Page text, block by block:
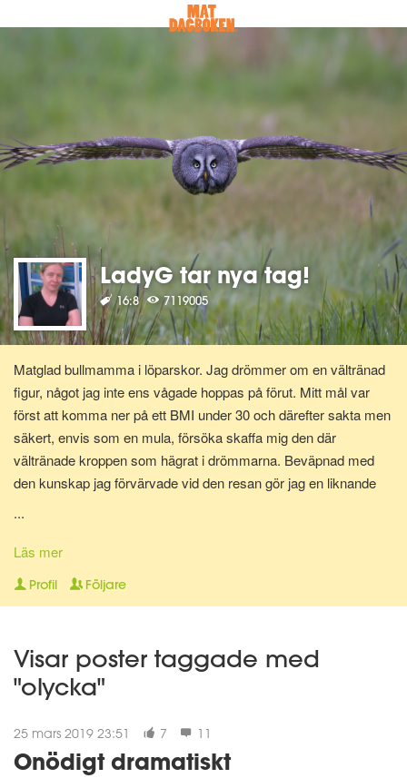
LadyG tar nya tag!
16:8 7119005
Matglad bullmamma i löparskor. Jag drömmer om en vältränad
figur, något jag inte ens vågade hoppas på förut. Mitt mål var
först att komma ner på ett BMI under 30 och därefter sakta men
säkert, envis som en mula, försöka skaffa mig den där
vältränade kroppen som hägrat i drömmarna. Beväpnad med
den kunskap jag förvärvade vid den resan gör jag en liknande
Nu för tiden är jag en av Matdagbokens mentorer, skicka ett
privat meddelande om du vill ha stöd och pepp privat eller om du
...
Läs mer
Profil Följare
Visar poster taggade med
"olycka"
25 mars 2019 23:51 7 11
Onödigt dramatiskt